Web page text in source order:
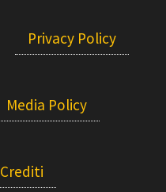
Privacy Policy
Media Policy
Crediti